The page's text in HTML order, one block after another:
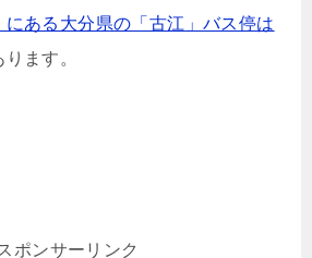
にある大分県の「古江」バス停は
ります。
ポンサーリンク